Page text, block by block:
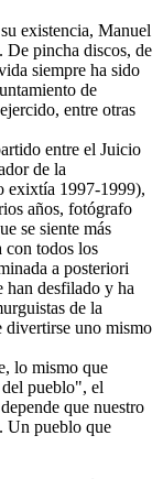
existencia, Manuel
De pincha discos, de
siempre ha sido
de
entre otras
entre el Juicio
de la
exixtía 1997-1999),
años, fotógrafo
se siente más
con todos los
a posteriori
desfilado y ha
de la
divertirse uno mismo
lo mismo que
pueblo", el
que nuestro
Un pueblo que